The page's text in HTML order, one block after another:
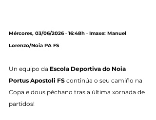
Mércores, 03/06/2026 · 16:48h · Imaxe: Manuel
Lorenzo/Noia PA FS
Un equipo da Escola Deportiva do Noia
Portus Apostoli FS continúa o seu camiño na
Copa e dous péchano tras a última xornada de
partidos!